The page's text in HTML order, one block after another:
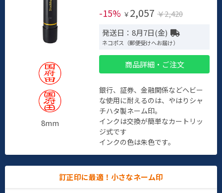
8mm
-15% ￥ 2,057 ￥2,420
発送日：8月7日(金)
ネコポス（郵便受けへお届け）
商品詳細・ご注文
銀行、証券、金融関係などヘビー
な使用に耐えるのは、やはりシャ
チハタ製ネーム印。
インクは交換が簡単なカートリッ
ジ式です
インクの色は朱色です。
訂正印に最適！小さなネーム印